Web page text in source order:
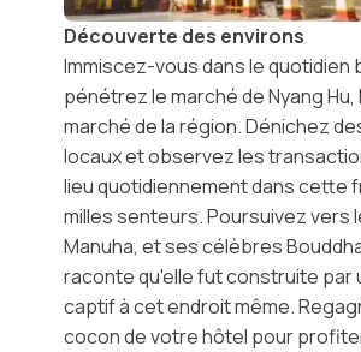
Découverte des environs
Immiscez-vous dans le quotidien
pénétrez lemarché de Nyang Hu,
marché de la région. Dénichez
locaux et observez les
lieu quotidiennement dans cette
milles senteurs. Poursuivez vers
Manuha, et ses célèbres
raconte qu'elle fut construite par
captif à cet endroit même.
cocon de votre hôtel pour